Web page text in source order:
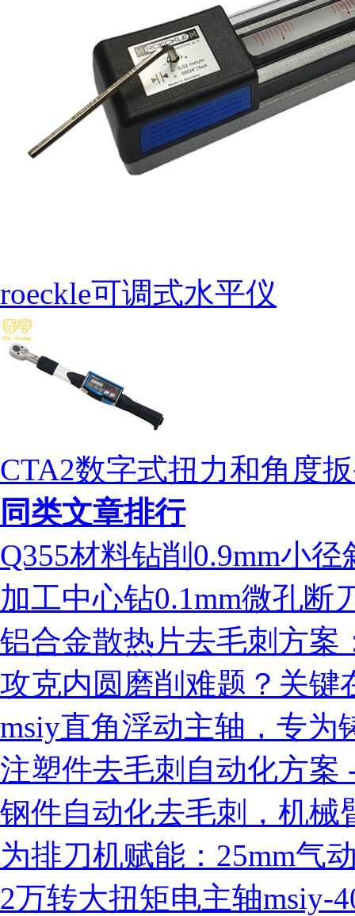
roeckle可调式水平仪
CTA2数字式扭力和角度
同类文章排行
Q355材料钻削0.9mm小
加工中心钻0.1mm微孔断
铝合金散热片去毛刺方案
攻克内圆磨削难题？关键
msiy直角浮动主轴，专为
注塑件去毛刺自动化方案
钢件自动化去毛刺，机械
为排刀机赋能：25mm气
2万转大扭矩电主轴msiy-